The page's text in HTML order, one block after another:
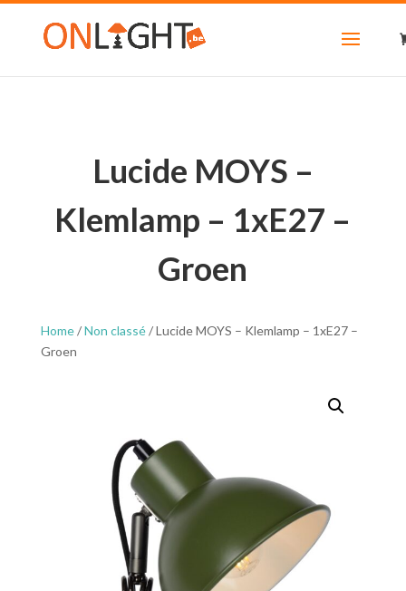
Lucide MOYS –
Klemlamp – 1xE27 –
Groen
Home/Non classé/ Lucide MOYS – Klemlamp – 1xE27 –
Groen